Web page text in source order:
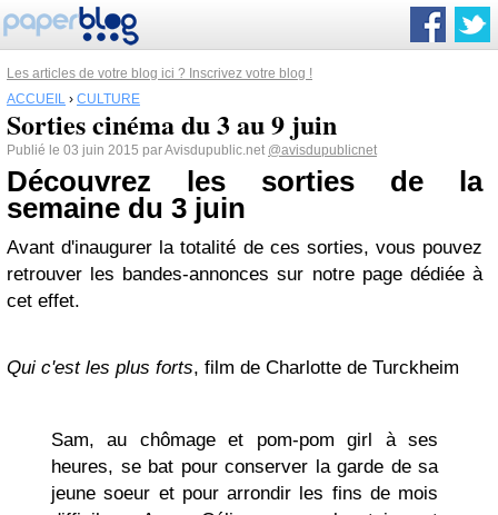
Les articles de votre blog ici ? Inscrivez votre blog !
ACCUEIL › CULTURE
Sorties cinéma du 3 au 9 juin
Publié le 03 juin 2015 par Avisdupublic.net @avisdupublicnet
Découvrez les sorties de la
semaine du 3 juin
Avant d'inaugurer la totalité de ces sorties, vous pouvez
retrouver les bandes-annonces sur notre page dédiée à
cet effet.
Qui c'est les plus forts, film de Charlotte de Turckheim
Sam, au chômage et pom-pom girl à ses
heures, se bat pour conserver la garde de sa
jeune soeur et pour arrondir les fins de mois